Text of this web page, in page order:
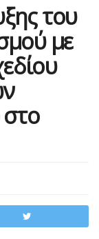
του
με